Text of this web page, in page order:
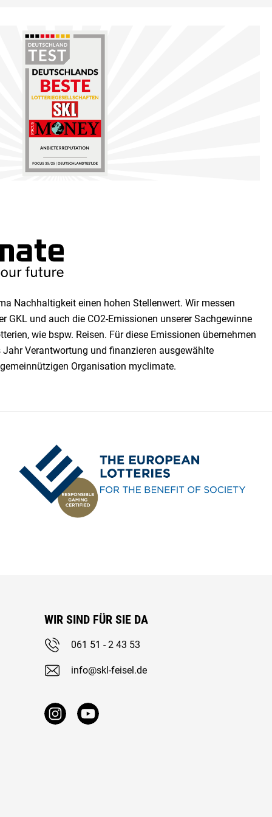
Nachhaltigkeit einen ho­hen Stellen­wert. Wir messen
GKL und auch die CO2-Emissionen unserer Sach­ge­winne
wie bspw. Reisen. Für diese Emissionen übernehmen
Verantwortung und finanzieren ausgewählte
Organisation myclimate.
WIR SIND FÜR SIE DA
061 51 - 2 43 53
info@skl-feisel.de